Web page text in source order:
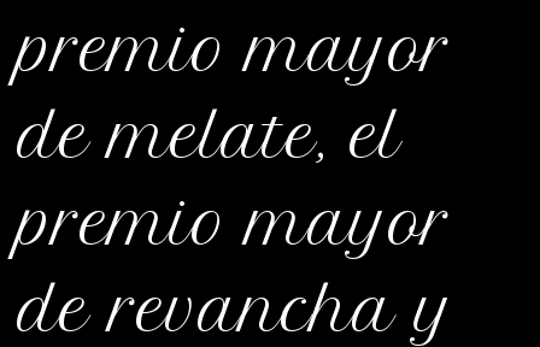
premio mayor
de melate, el
premio mayor
de revancha y